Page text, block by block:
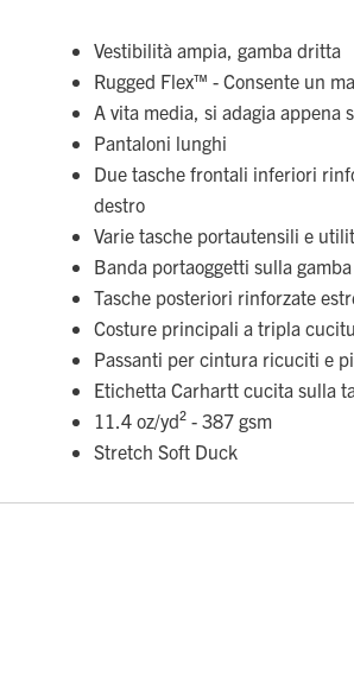
Vestibilità ampia, gamba dritta
Rugged Flex™ - Consente un
A vita media, si adagia appena
Pantaloni lunghi
Due tasche frontali inferiori
destro
Varie tasche portautensili e
Banda portaoggetti sulla
Tasche posteriori rinforzate
Costure principali a tripla
Passanti per cintura ricuciti e
Etichetta Carhartt cucita sulla
11.4 oz/yd² - 387 gsm
Stretch Soft Duck